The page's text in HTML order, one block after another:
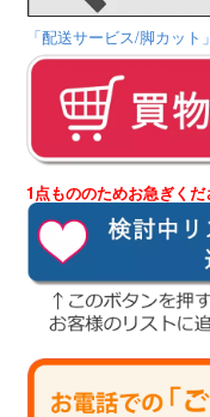
「配送サービス/脚カッ
1点もののためお急ぎくだ